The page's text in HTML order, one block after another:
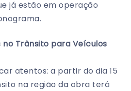
já estão em operação
Trânsito para Veículos
atentos: a partir do dia 15
na região da obra terá